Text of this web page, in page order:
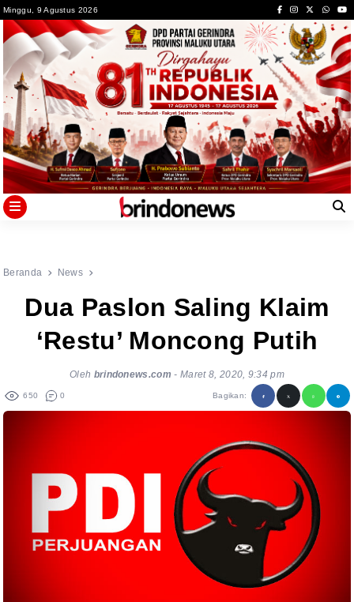
to
content
Minggu, 9 Agustus 2026
Beranda News
Dua Paslon Saling Klaim
‘Restu’ Moncong Putih
Oleh brindonews.com - Maret 8, 2020, 9:34 pm
650 0 Bagikan: